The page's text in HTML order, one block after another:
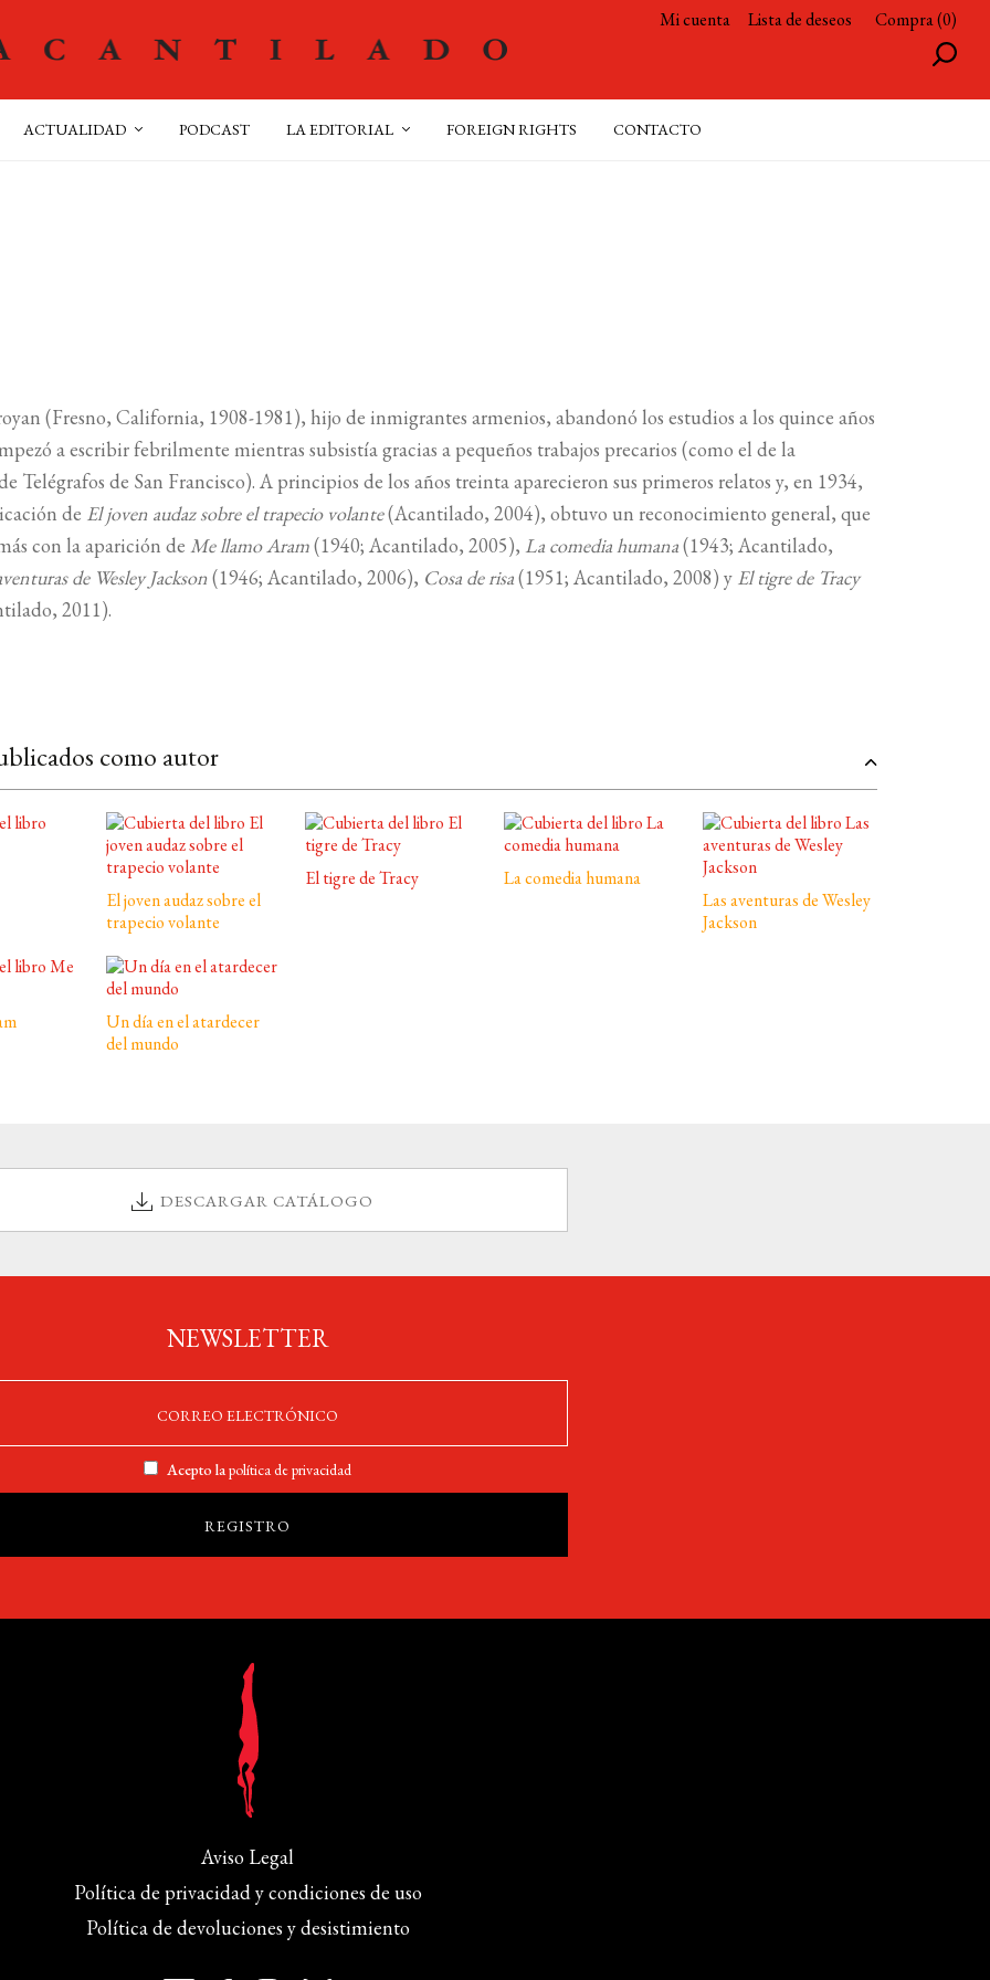
Mi cuenta Lista de deseos Compra (0)
ACTUALIDAD PODCAST LA EDITORIAL FOREIGN RIGHTS CONTACTO
(Fresno, California, 1908-1981), hijo de inmigrantes armenios, abandonó los estudios a los quince años
a escribir febrilmente mientras subsistía gracias a pequeños trabajos precarios (como el de la
Telégrafos de San Francisco). A principios de los años treinta aparecieron sus primeros relatos y, en 1934,
de El joven audaz sobre el trapecio volante(Acantilado, 2004), obtuvo un reconocimiento general, que
con la aparición deMe llamo Aram(1940; Acantilado, 2005), La comedia humana(1943; Acantilado,
de Wesley Jackson(1946; Acantilado, 2006), Cosa de risa(1951; Acantilado, 2008) y El tigre de Tracy
2011).
como autor
El joven audaz sobre el
trapecio volante
El tigre de Tracy
La comedia humana
Las aventuras de Wesley
Jackson
Un día en el atardecer
del mundo
DESCARGAR CATÁLOGO
NEWSLETTER
Acepto lapolítica de privacidad
Aviso Legal
Política de privacidad y condiciones de uso
Política de devoluciones y desistimiento